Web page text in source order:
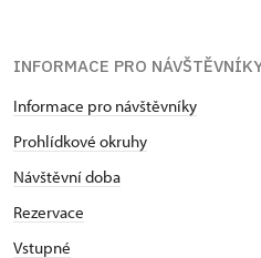
INFORMACE PRO
Informace pro návštěvníky
Prohlídkové okruhy
Návštěvní doba
Rezervace
Vstupné